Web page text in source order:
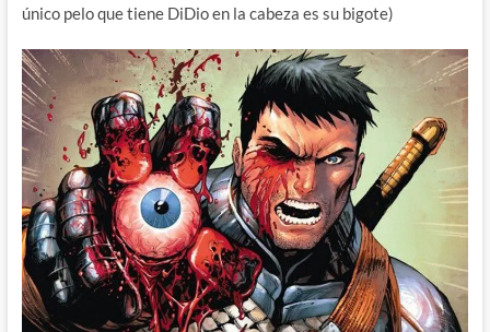
único pelo que tiene DiDio en la cabeza es su bigote)